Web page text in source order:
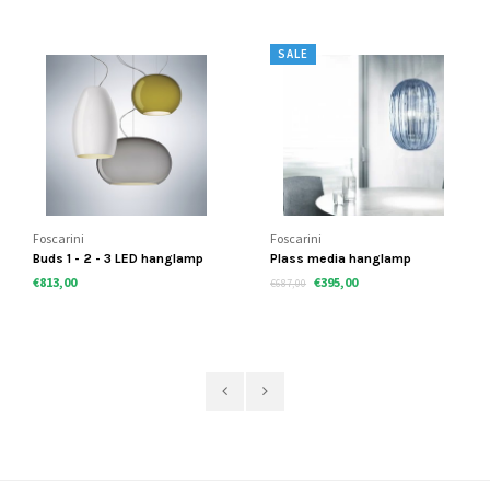
Foscarini
Buds 1 - 2 - 3 LED hanglamp
€813,00
SALE
Foscarini
Plass media hanglamp
€687,00 €395,00